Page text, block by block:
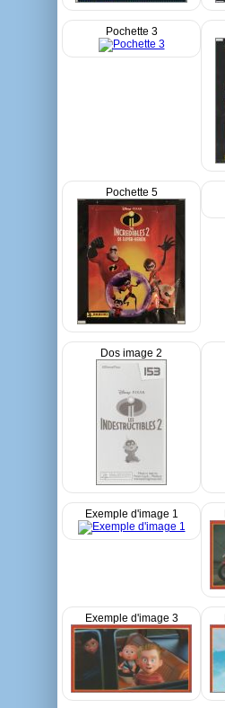
Pochette 3
Pochette 5
Dos image 2
Exemple d'image 1
Exemple d'image 3